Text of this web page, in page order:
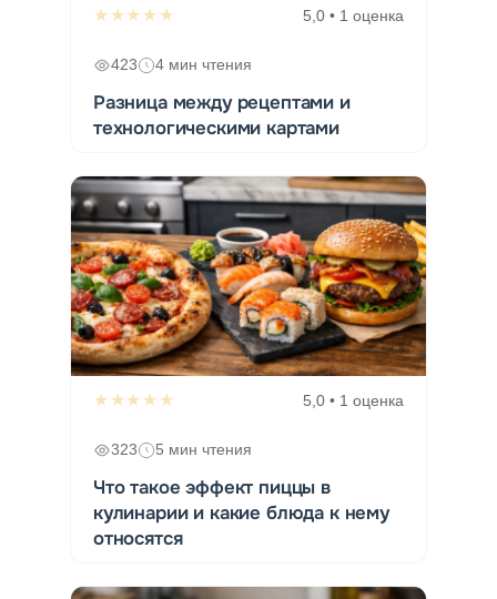
★★★★★ 5,0 • 1 оценка
423 4 мин чтения
Разница между рецептами и
технологическими картами
★★★★★ 5,0 • 1 оценка
323 5 мин чтения
Что такое эффект пиццы в
кулинарии и какие блюда к нему
относятся